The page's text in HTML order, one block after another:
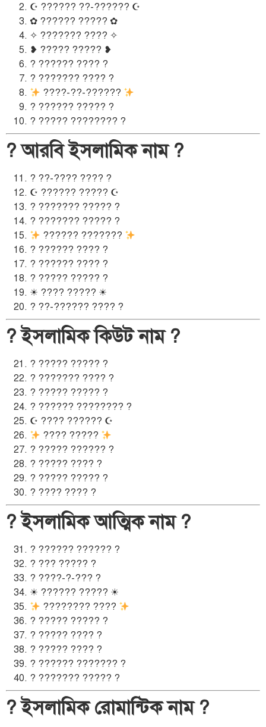
☪ ?????? ??-?????? ☪
✿ ?????? ????? ✿
✧ ??????? ???? ✧
❥ ????? ????? ❥
? ?????? ???? ?
? ??????? ???? ?
????-??-??????
? ?????? ????? ?
? ????? ???????? ?
? আরবি ইসলামিক নাম ?
? ??-???? ???? ?
☪ ?????? ????? ☪
? ??????? ????? ?
? ??????? ????? ?
?????? ???????
? ?????? ???? ?
? ?????? ???? ?
? ????? ????? ?
☀ ???? ????? ☀
? ??-?????? ???? ?
? ইসলামিক কিউট নাম ?
? ????? ????? ?
? ??????? ???? ?
? ????? ????? ?
? ?????? ???????? ?
☪ ???? ?????? ☪
???? ?????
? ????? ?????? ?
? ????? ???? ?
? ????? ????? ?
? ???? ???? ?
? ইসলামিক আত্মিক নাম ?
? ?????? ?????? ?
? ??? ????? ?
? ????-?-??? ?
☀ ?????? ????? ☀
???????? ????
? ????? ????? ?
? ????? ???? ?
? ????? ???? ?
? ?????? ??????? ?
? ??????? ????? ?
? ইসলামিক রোমান্টিক নাম ?